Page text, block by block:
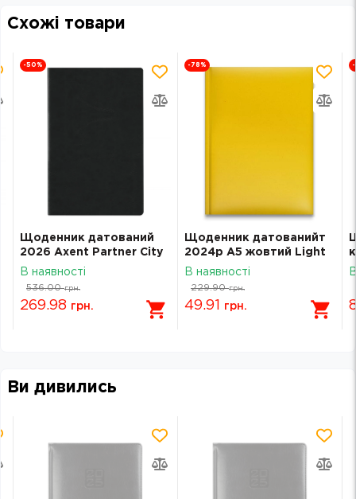
Схожі товари
-50%
Щоденник датований
2026 Axent Partner City
Soft 145х210 чорний
В наявності
536.00 грн.
269.98 грн.
-78%
Щоденник датованийт
2024р А5 жовтий Light
білий поролон 1В2829
В наявності
229.90 грн.
49.91 грн.
-
Ви дивились